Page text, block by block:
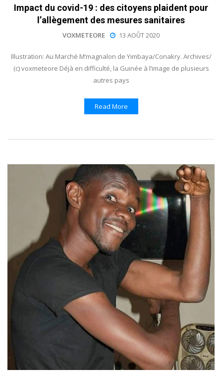
Impact du covid-19 : des citoyens plaident pour
l’allègement des mesures sanitaires
VOXMETEORE 13 AOÛT 2020
Illustration: Au Marché M’magnalon de Yimbaya/Conakry. Archives/
(c) voxmeteore Déjà en difficulté, la Guinée à l’image de plusieurs
autres pays
Read More